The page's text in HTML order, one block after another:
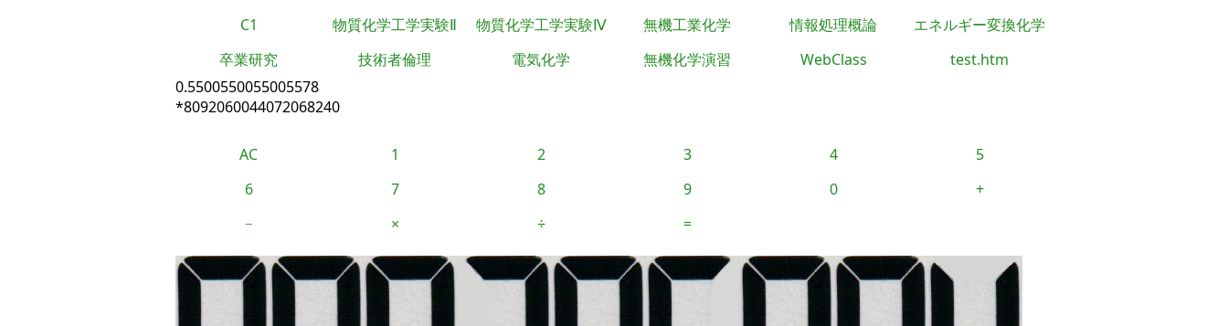
C1 物質化学工学実験Ⅱ 物質化学工学実験Ⅳ 無機工業化学 情報処理概論
エネルギー変換化学
卒業研究
技術者倫理 電気化学 無機化学演習 WebClass
test.htm
0.5500550055005578
*8092060044072068240
AC 1 2 3 4
5
6
7 8 9 0
+
−
× ÷ =